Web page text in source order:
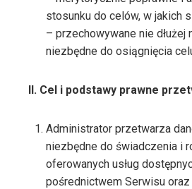
stosunku do celów, w jakich
– przechowywane nie dłużej
niezbędne do osiągnięcia
II. Cel i podstawy prawne
Administrator przetwarza
niezbędne do świadczenia i
oferowanych usług
pośrednictwem Serwisu